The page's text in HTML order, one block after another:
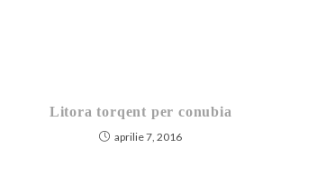
Litora torqent per conubia
aprilie 7, 2016